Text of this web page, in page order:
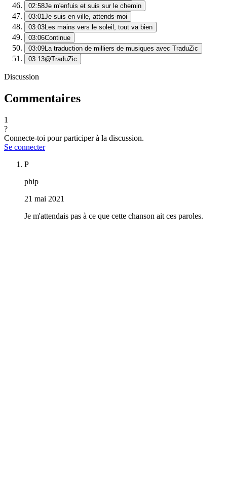
02:58Je m'enfuis et suis sur le chemin
03:01Je suis en ville, attends-moi
03:03Les mains vers le soleil, tout va bien
03:06Continue
03:09La traduction de milliers de musiques avec TraduZic
03:13@TraduZic
Discussion
Commentaires
1
?
Connecte-toi pour participer à la discussion.
Se connecter
P
phip
21 mai 2021
Je m'attendais pas à ce que cette chanson ait ces paroles.